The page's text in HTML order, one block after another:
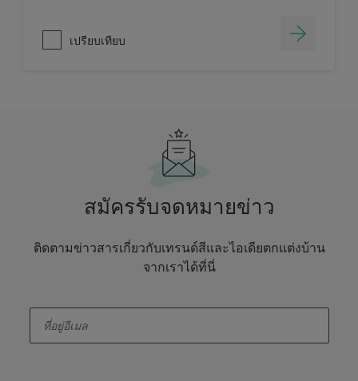
เปรียบเทียบ
สมัครรับจดหมายข่าว
ติดตามข่าวสารเกี่ยวกับเทรนด์สีและไอเดียตกแต่งบ้าน
จากเราได้ที่นี่